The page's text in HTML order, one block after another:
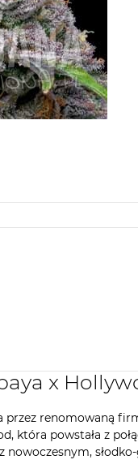
x
renomowaną
która powstała z
nowoczesnym,